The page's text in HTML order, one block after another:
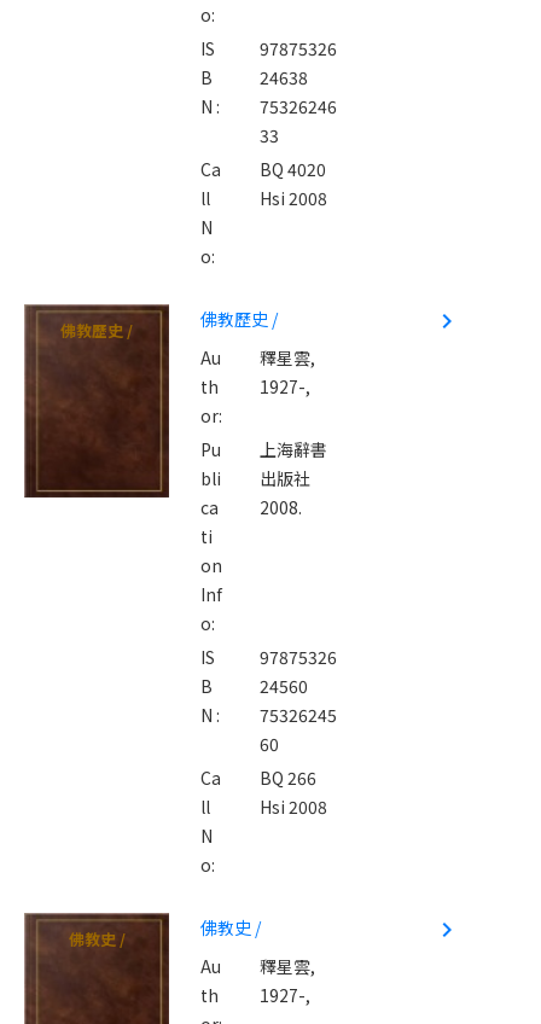
o:
IS
B
N :
97875326
24638
75326246
33
Ca
ll
N
o:
BQ 4020
Hsi 2008
佛教歷史 /
佛教歷史 /
Au
th
or:
釋星雲,
1927-,
Pu
bli
ca
ti
on
Inf
o:
上海辭書
出版社
2008.
IS
B
N :
97875326
24560
75326245
60
Ca
ll
N
o:
BQ 266
Hsi 2008
navigate_next
佛教史 /
佛教史 /
Au
th
釋星雲,
1927-,
navigate_next